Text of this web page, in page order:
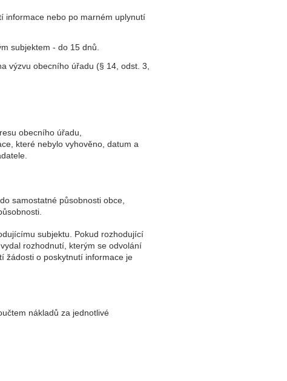
informace nebo po marném uplynutí
subjektem - do 15 dnů.
výzvu obecního úřadu (§ 14, odst. 3,
obecního úřadu,
které nebylo vyhověno, datum a
samostatné působnosti obce,
subjektu. Pokud rozhodující
rozhodnutí, kterým se odvolání
žádosti o poskytnutí informace je
nákladů za jednotlivé